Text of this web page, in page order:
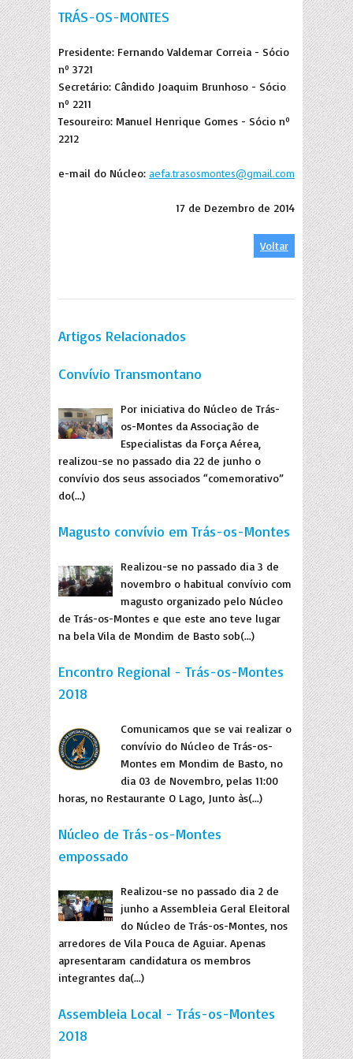
TRÁS-OS-MONTES
Presidente: Fernando Valdemar Correia - Sócio
nº 3721
Secretário: Cândido Joaquim Brunhoso - Sócio
nº 2211
Tesoureiro: Manuel Henrique Gomes - Sócio nº
2212
e-mail do Núcleo: aefa.trasosmontes@gmail.com
17 de Dezembro de 2014
Voltar
Artigos Relacionados
Convívio Transmontano
Por iniciativa do Núcleo de Trás-
os-Montes da Associação de
Especialistas da Força Aérea,
realizou-se no passado dia 22 de junho o
convívio dos seus associados “comemorativo”
do(...)
Magusto convívio em Trás-os-Montes
Realizou-se no passado dia 3 de
novembro o habitual convívio com
magusto organizado pelo Núcleo
de Trás-os-Montes e que este ano teve lugar
na bela Vila de Mondim de Basto sob(...)
Encontro Regional - Trás-os-Montes
2018
Comunicamos que se vai realizar o
convívio do Núcleo de Trás-os-
Montes em Mondim de Basto, no
dia 03 de Novembro, pelas 11:00
horas, no Restaurante O Lago, Junto às(...)
Núcleo de Trás-os-Montes
empossado
Realizou-se no passado dia 2 de
junho a Assembleia Geral Eleitoral
do Núcleo de Trás-os-Montes, nos
arredores de Vila Pouca de Aguiar. Apenas
apresentaram candidatura os membros
integrantes da(...)
Assembleia Local - Trás-os-Montes
2018